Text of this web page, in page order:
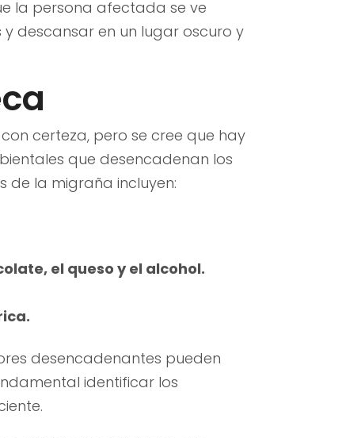
la persona afectada se ve
descansar en un lugar oscuro y
certeza, pero se cree que hay
que desencadenan los
de la migraña incluyen:
el queso y el alcohol.
desencadenantes pueden
identificar los